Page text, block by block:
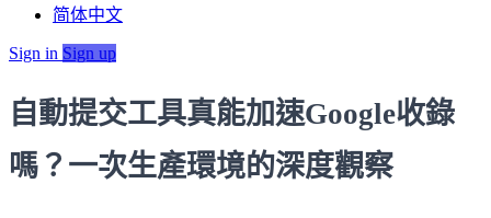
简体中文
Sign in Sign up
自動提交工具真能加速Google收錄
嗎？一次生產環境的深度觀察